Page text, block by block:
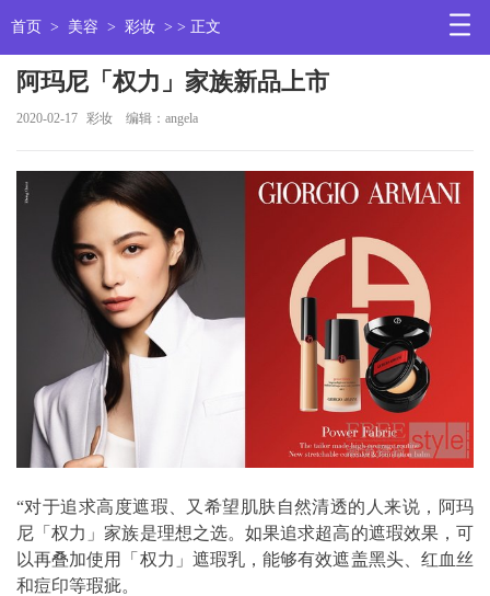
首页 > 美容 > 彩妆 > > 正文
阿玛尼「权力」家族新品上市
2020-02-17 彩妆 编辑：angela
“对于追求高度遮瑕、又希望肌肤自然清透的人来说，阿玛
尼「权力」家族是理想之选。如果追求超高的遮瑕效果，可
以再叠加使用「权力」遮瑕乳，能够有效遮盖黑头、红血丝
和痘印等瑕疵。